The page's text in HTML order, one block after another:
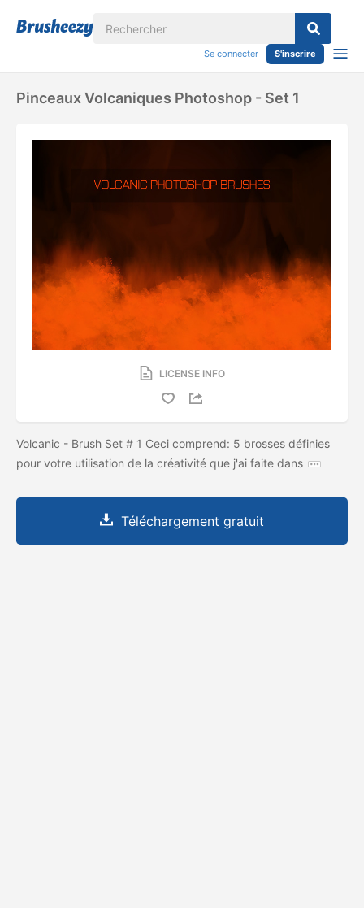
Se connecter S'inscrire
Pinceaux Volcaniques Photoshop - Set 1
LICENSE INFO
Volcanic - Brush Set # 1 Ceci comprend: 5 brosses définies
pour votre utilisation de la créativité que j'ai faite dans
Téléchargement gratuit